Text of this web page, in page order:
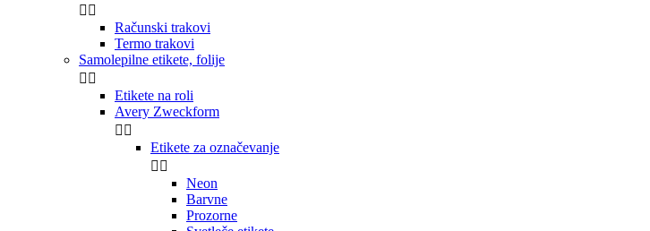
 
Računski trakovi
Termo trakovi
Samolepilne etikete, folije
 
Etikete na roli
Avery Zweckform
 
Etikete za označevanje
 
Neon
Barvne
Prozorne